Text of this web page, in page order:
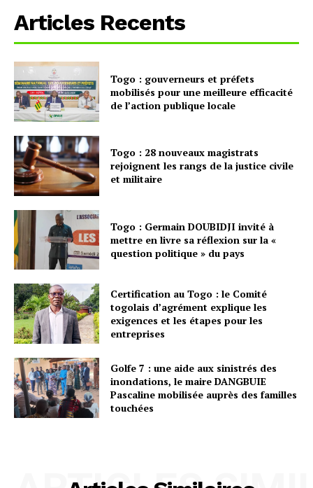
Articles Recents
Togo : gouverneurs et préfets
mobilisés pour une meilleure efficacité
de l’action publique locale
Togo : 28 nouveaux magistrats
rejoignent les rangs de la justice civile
et militaire
Togo : Germain DOUBIDJI invité à
mettre en livre sa réflexion sur la «
question politique » du pays
Certification au Togo : le Comité
togolais d’agrément explique les
exigences et les étapes pour les
entreprises
Golfe 7 : une aide aux sinistrés des
inondations, le maire DANGBUIE
Pascaline mobilisée auprès des familles
touchées